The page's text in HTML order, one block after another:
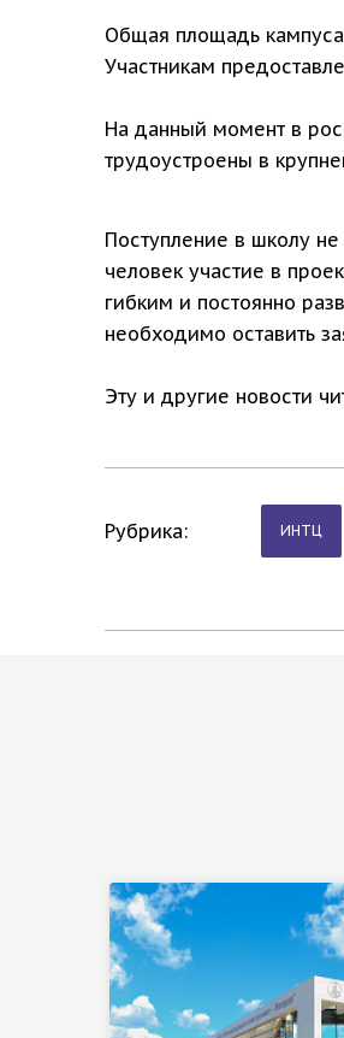
Общая площадь
Участникам
На данный момент в
трудоустроены в
Поступление в школу
человек участие в
гибким и постоянно
необходимо оставить
Эту и другие новости
Рубрика: ИНТЦ